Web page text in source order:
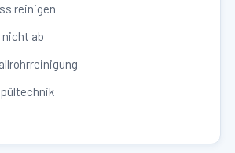
reinigen
ab